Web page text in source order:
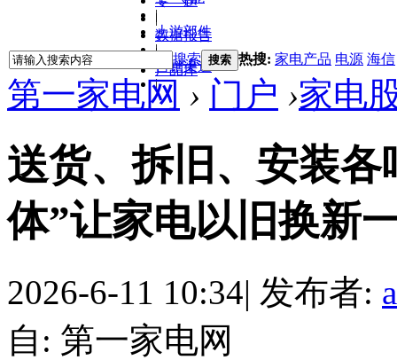
|
数据报告
|
产品库
|
上游部件
|
营销渠道
|
搜索 搜索 热搜: 家电产品 电源 海信
第一家电网 › 门户 ›家电
送货、拆旧、安装
体”让家电以旧换新
2026-6-11 10:34| 发布者:
自: 第一家电网